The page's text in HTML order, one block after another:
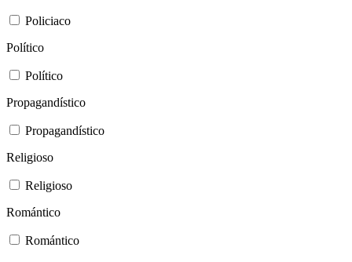
Policiaco
Político
Político
Propagandístico
Propagandístico
Religioso
Religioso
Romántico
Romántico